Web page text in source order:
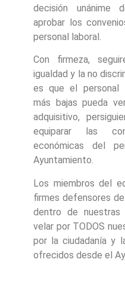
decisión unánime
aprobar los
personal laboral.
Con firmeza,
igualdad y la no
es que el personal
más bajas pueda
adquisitivo,
equiparar las
económicas del
Ayuntamiento.
Los miembros del
firmes defensores
dentro de
velar por TODOS
por la ciudadanía y
ofrecidos desde el